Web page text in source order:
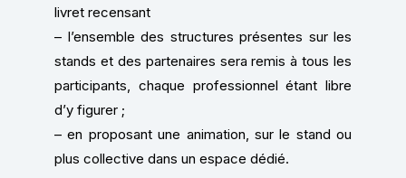
livret recensant
– l’ensemble des structures présentes sur les
stands et des partenaires sera remis à tous les
participants, chaque professionnel étant libre
d’y figurer ;
– en proposant une animation, sur le stand ou
plus collective dans un espace dédié.